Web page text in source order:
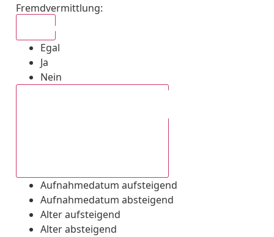
Fremdvermittlung:
Egal
Ja
Nein
Aufnahmedatum aufsteigend
Aufnahmedatum absteigend
Alter aufsteigend
Alter absteigend